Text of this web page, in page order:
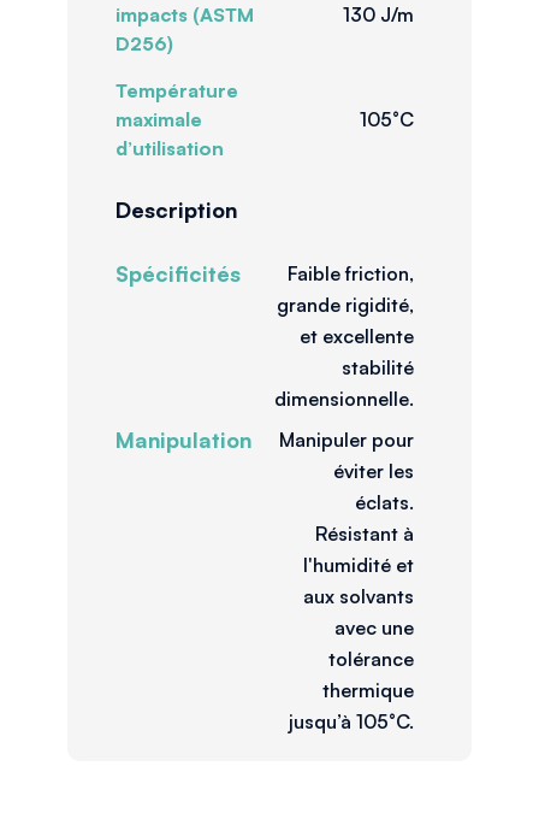
impacts (ASTM
D256)
130 J/m
Température
maximale
d’utilisation
105°C
Description
Spécificités
Faible friction,
grande rigidité,
et excellente
stabilité
dimensionnelle.
Manipulation
Manipuler pour
éviter les
éclats.
Résistant à
l'humidité et
aux solvants
avec une
tolérance
thermique
jusqu’à 105°C.